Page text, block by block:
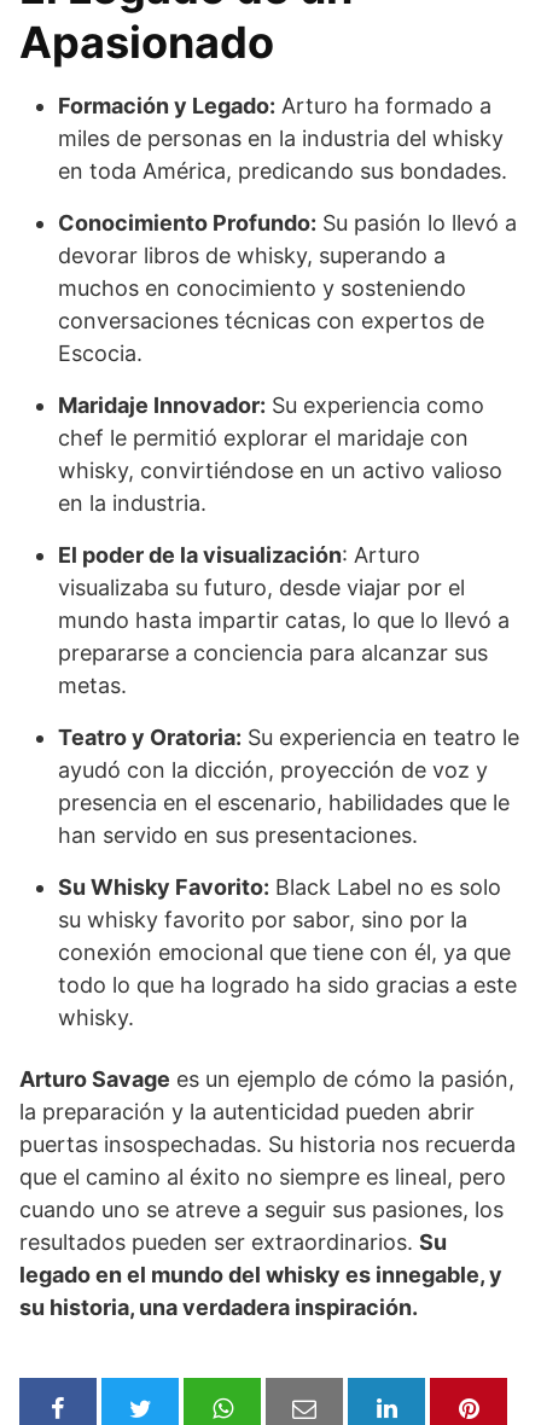
Apasionado
Formación y Legado: Arturo ha formado a
miles de personas en la industria del whisky
en toda América, predicando sus bondades.
Conocimiento Profundo: Su pasión lo llevó a
devorar libros de whisky, superando a
muchos en conocimiento y sosteniendo
conversaciones técnicas con expertos de
Escocia.
Maridaje Innovador: Su experiencia como
chef le permitió explorar el maridaje con
whisky, convirtiéndose en un activo valioso
en la industria.
El poder de la visualización: Arturo
visualizaba su futuro, desde viajar por el
mundo hasta impartir catas, lo que lo llevó a
prepararse a conciencia para alcanzar sus
metas.
Teatro y Oratoria: Su experiencia en teatro le
ayudó con la dicción, proyección de voz y
presencia en el escenario, habilidades que le
han servido en sus presentaciones.
Su Whisky Favorito: Black Label no es solo
su whisky favorito por sabor, sino por la
conexión emocional que tiene con él, ya que
todo lo que ha logrado ha sido gracias a este
whisky.
Arturo Savage es un ejemplo de cómo la pasión,
la preparación y la autenticidad pueden abrir
puertas insospechadas. Su historia nos recuerda
que el camino al éxito no siempre es lineal, pero
cuando uno se atreve a seguir sus pasiones, los
resultados pueden ser extraordinarios. Su
legado en el mundo del whisky es innegable, y
su historia, una verdadera inspiración.